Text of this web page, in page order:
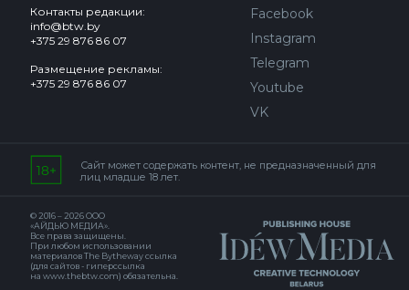
Контакты редакции:
info@btw.by
+375 29 876 86 07
Размещение рекламы:
+375 29 876 86 07
Facebook
Instagram
Telegram
Youtube
VK
Сайт может содержать контент, не предназначенный для
лиц младше 18 лет.
© 2016 – 2026 ООО
«АЙДЬЮ МЕДИА».
Все права защищены.
При любом использовании
материалов The Bytheway ссылка
(для сайтов - гиперссылка
на www.thebtw.com) обязательна.